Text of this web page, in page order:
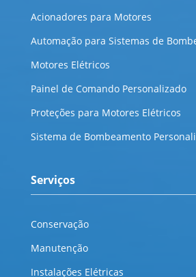
Acionadores para Motores
Automação para Sistemas de
Motores Elétricos
Painel de Comando Personalizado
Proteções para Motores Elétricos
Sistema de Bombeamento
Serviços
Conservação
Manutenção
Instalações Elétricas